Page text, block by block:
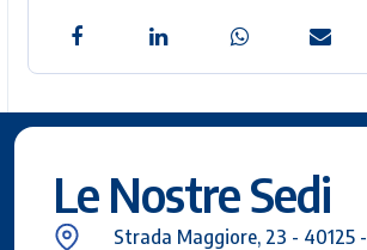
Le Nostre Sedi
Strada Maggiore, 23 - 40125